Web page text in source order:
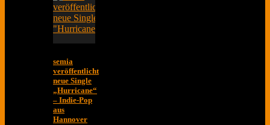
semia
veröffentlicht
neue Single
„Hurricane“
– Indie-Pop
aus
Hannover